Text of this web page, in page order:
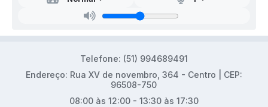
Telefone: (51) 994689491
Endereço: Rua XV de novembro, 364 - Centro | CEP:
96508-750
08:00 às 12:00 - 13:30 às 17:30